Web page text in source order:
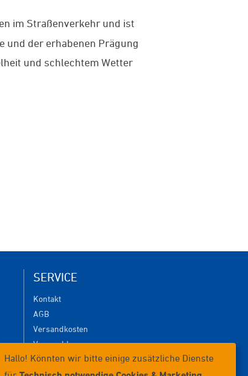
im Straßenverkehr und ist
und der erhabenen Prägung
und schlechtem Wetter
SERVICE
Kontakt
AGB
Versandkosten
Versanddauer
Lieferbedingungen
Hallo! Könnten wir bitte einige zusätzliche Dienste